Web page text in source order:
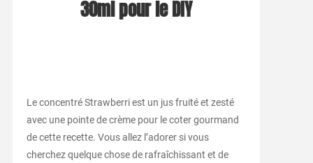
30ml pour le DIY
Le concentré Strawberri est un jus fruité et zesté
avec une pointe de crème pour le coter gourmand
de cette recette. Vous allez l’adorer si vous
cherchez quelque chose de rafraîchissant et de